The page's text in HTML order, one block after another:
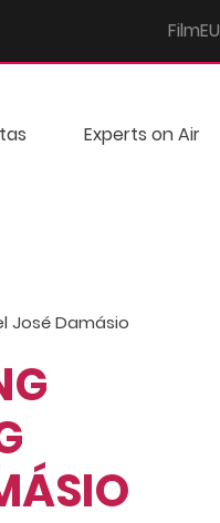
FilmEU
Experts on Air
José Damásio